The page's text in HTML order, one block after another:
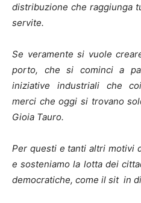
distribuzione che raggiunga
servite.
Se veramente si vuole
porto, che si cominci a
iniziative industriali che
merci che oggi si trovano
Gioia Tauro.
Per questi e tanti altri motivi
e sosteniamo la lotta dei
democratiche, come il sit in di